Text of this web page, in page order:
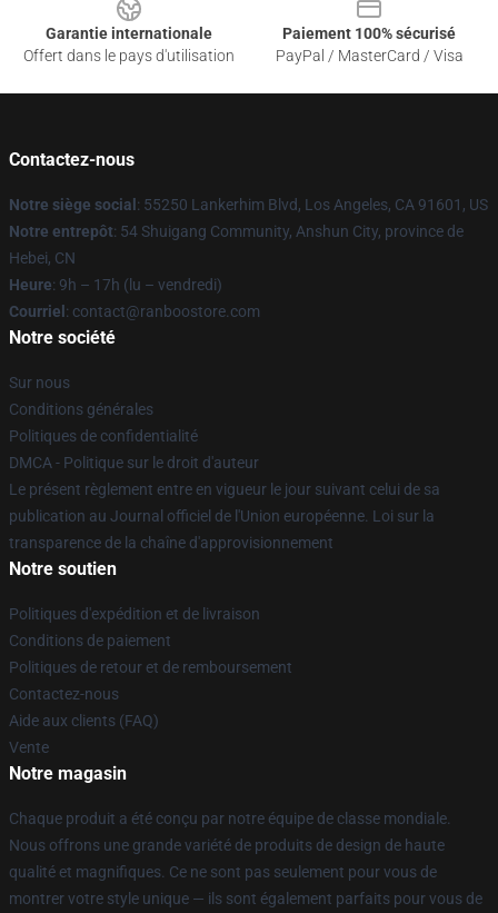
Garantie internationale
Offert dans le pays d'utilisation
Paiement 100% sécurisé
PayPal / MasterCard / Visa
Contactez-nous
Notre siège social : 55250 Lankerhim Blvd, Los Angeles, CA 91601, US
Notre entrepôt: 54 Shuigang Community, Anshun City, province de
Hebei, CN
Heure: 9h – 17h (lu – vendredi)
Courriel : contact@ranboostore.com
Notre société
Sur nous
Conditions générales
Politiques de confidentialité
DMCA - Politique sur le droit d'auteur
Le présent règlement entre en vigueur le jour suivant celui de sa
publication au Journal officiel de l'Union européenne. Loi sur la
transparence de la chaîne d'approvisionnement
Notre soutien
Politiques d'expédition et de livraison
Conditions de paiement
Politiques de retour et de remboursement
Contactez-nous
Aide aux clients (FAQ)
Vente
Notre magasin
Chaque produit a été conçu par notre équipe de classe mondiale.
Nous offrons une grande variété de produits de design de haute
qualité et magnifiques. Ce ne sont pas seulement pour vous de
montrer votre style unique — ils sont également parfaits pour vous de